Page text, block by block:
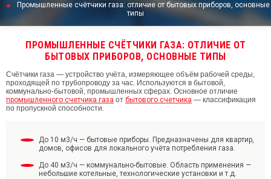
Промышленные счётчики газа: отличие от бытовых приборов, основные
типы
ПРОМЫШЛЕННЫЕ СЧЁТЧИКИ ГАЗА: ОТЛИЧИЕ ОТ
БЫТОВЫХ ПРИБОРОВ, ОСНОВНЫЕ ТИПЫ
Счётчики газа — устройство учёта, измеряющее объём рабочей среды,
проходящей по трубопроводу за час. Используются в бытовой,
коммунально-бытовой, промышленных сферах. Основное отличие
промышленного счетчика газа от бытового счетчика — классификация
по пропускной способности.
До 10 м3/ч — бытовые приборы. Предназначены для квартир,
домов, офисов для локального учёта потребления газа.
До 40 м3/ч — коммунально-бытовые. Область применения —
небольшие котельные, технологические установки и т.д.